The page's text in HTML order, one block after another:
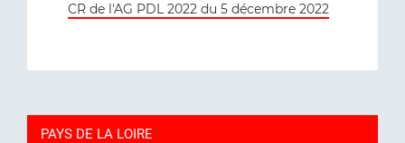
CR de l'AG PDL 2022 du 5 décembre 2022
PAYS DE LA LOIRE